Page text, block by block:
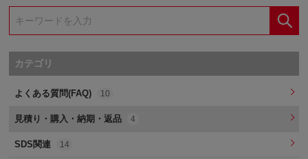
カテゴリ
よくある質問(FAQ) 10
見積り・購入・納期・返品 4
SDS関連 14